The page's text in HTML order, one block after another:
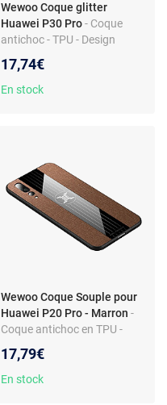
Wewoo Coque glitter
Huawei P30 Pro - Coque
antichoc - TPU - Design
17,74€
En stock
Wewoo Coque Souple pour
Huawei P20 Pro - Marron -
Coque antichoc en TPU -
Protection optimale
17,79€
En stock